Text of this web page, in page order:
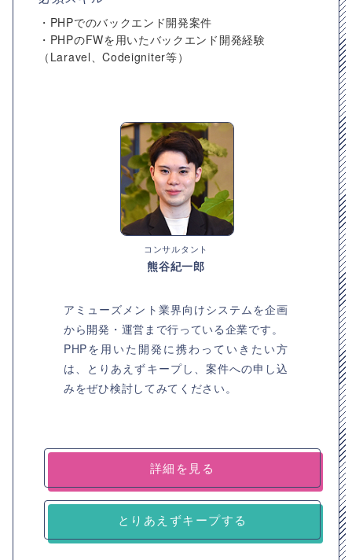
・PHPでのバックエンド開発案件
・PHPのFWを用いたバックエンド開発経験
（Laravel、Codeigniter等）
コンサルタント
熊谷紀一郎
アミューズメント業界向けシステムを企画
から開発・運営まで行っている企業です。
PHPを用いた開発に携わっていきたい方
は、とりあえずキープし、案件への申し込
みをぜひ検討してみてください。
詳細を見る
とりあえずキープする